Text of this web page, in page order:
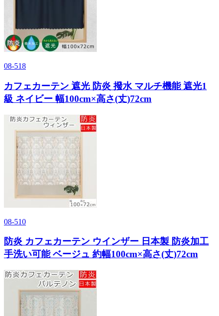
08-518
カフェカーテン 遮光 防炎 撥水 マルチ機能 遮光1
級 ネイビー 幅100cm×高さ(丈)72cm
08-510
防炎 カフェカーテン ウインザー 日本製 防炎加工
手洗い可能 ベージュ 約幅100cm×高さ(丈)72cm